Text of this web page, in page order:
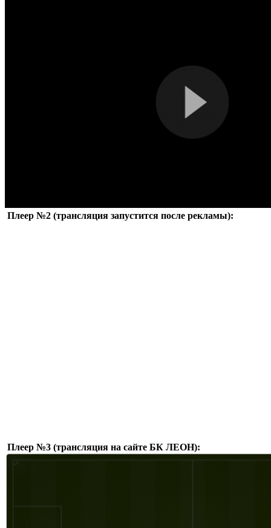
Плеер №2 (трансляция запустится после рекламы):
Плеер №3 (трансляция на сайте БК ЛЕОН):